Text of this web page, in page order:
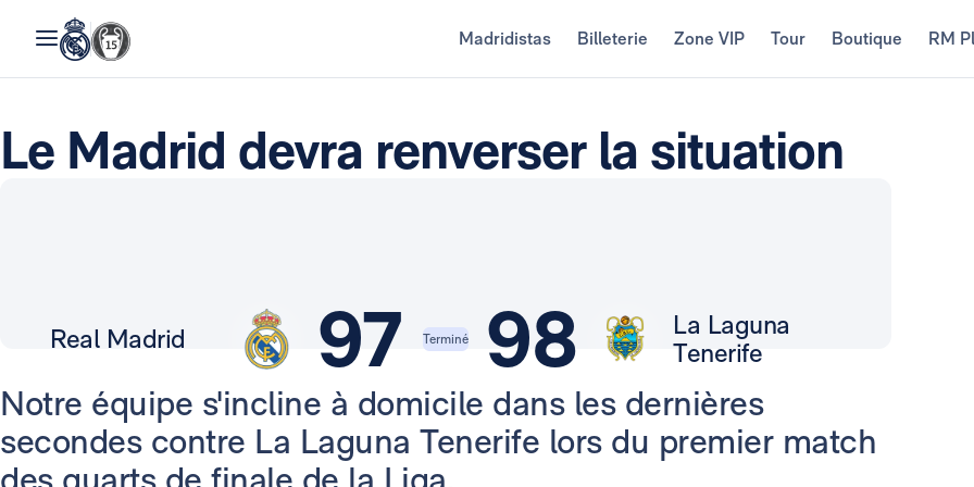
Madridistas Billeterie Zone VIP Tour Boutique RM
Le Madrid devra renverser la situation
97 98
Real Madrid Terminé
La Laguna
Tenerife
Notre équipe s'incline à domicile dans les dernières
secondes contre La Laguna Tenerife lors du premier match
des quarts de finale de la Liga.